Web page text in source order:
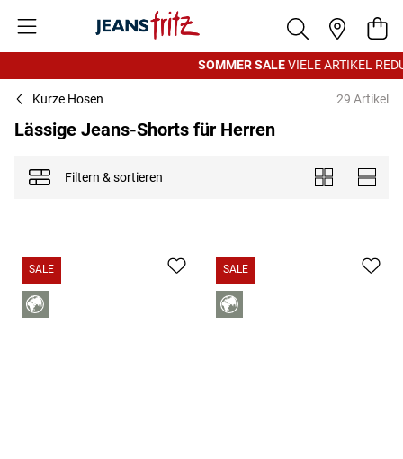
SOMMER SALEVIELE ARTIKEL
Kurze Hosen 29 Artikel
Lässige Jeans-Shorts für Herren
Filtern & sortieren
Anzeigen als
KachelnListe
SALE SALE